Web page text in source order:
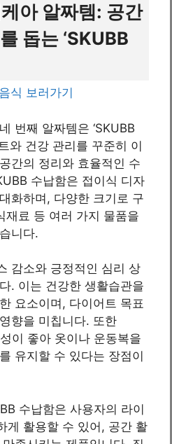
아 알짜템: 공간
돕는 ‘SKUBB
식 보러가기
번째 알짜템은 ‘SKUBB
와 건강 관리를 꾸준히 이
간의 정리와 효율적인 수
수납함은 접이식 디자
화하며, 다양한 크기로 구
재료 등 여러 가지 물품을
니다.
감소와 긍정적인 심리 상
. 이는 건강한 생활습관을
요소이며, 다이어트 목표
향을 미칩니다. 또한
이 좋아 옷이나 운동복을
유지할 수 있다는 장점이
수납함은 사용자의 라이
게 활용할 수 있어, 공간 활